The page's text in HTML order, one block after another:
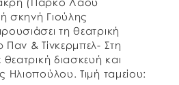
σκηνή Γιούλης
τη θεατρική
& Τίνκερμπελ- Στη
διασκευή και
Ηλιοπούλου. Τιμή ταμείου: